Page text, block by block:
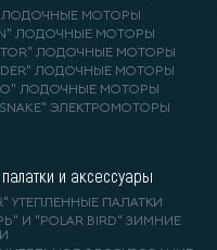
ЛОДОЧНЫЕ МОТОРЫ
ЛОДОЧНЫЕ МОТОРЫ
ЛОДОЧНЫЕ МОТОРЫ
ЛОДОЧНЫЕ МОТОРЫ
ЛОДОЧНЫЕ МОТОРЫ
ЭЛЕКТРОМОТОРЫ
и аксессуары
УТЕПЛЕННЫЕ ПАЛАТКИ
И "POLAR BIRD" ЗИМНИЕ